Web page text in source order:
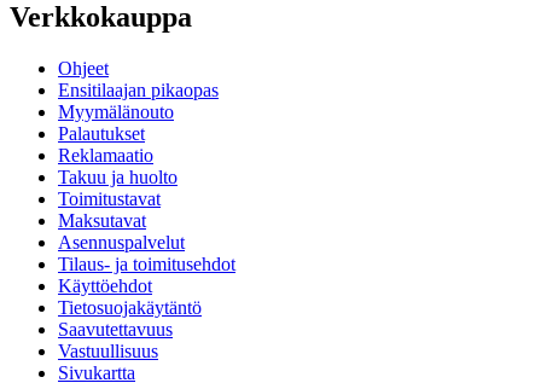
Verkkokauppa
Ohjeet
Ensitilaajan pikaopas
Myymälänouto
Palautukset
Reklamaatio
Takuu ja huolto
Toimitustavat
Maksutavat
Asennuspalvelut
Tilaus- ja toimitusehdot
Käyttöehdot
Tietosuojakäytäntö
Saavutettavuus
Vastuullisuus
Sivukartta